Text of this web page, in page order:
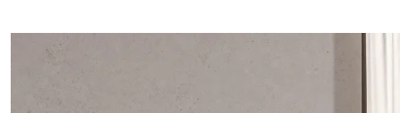
Modularna logika na jednostavan način – razvijajte svoj prostor kako